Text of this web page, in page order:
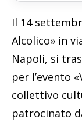
Il 14
Alcolico» in
Napoli, si
per l’evento
collettivo
patrocinato